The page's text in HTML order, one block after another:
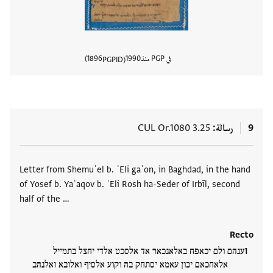
في PGP منذ 1990
PGPID
1896
9 رسالة CUL Or.1080 3.25
Letter from Shemuʾel b. ʿEli gaʾon, in Baghdad, in the hand
of Yosef b. Yaʿaqov b. ʿEli Rosh ha-Seder of Irbīl, second
half of the …
Recto
ענהם ולם יכאפח באלאנכאר אד אלסכט אלדי יחצל בתמייל
אלאחכאם יכון עאמא יסתחק בה וקוע אלסיף ואלובא ואלנהב